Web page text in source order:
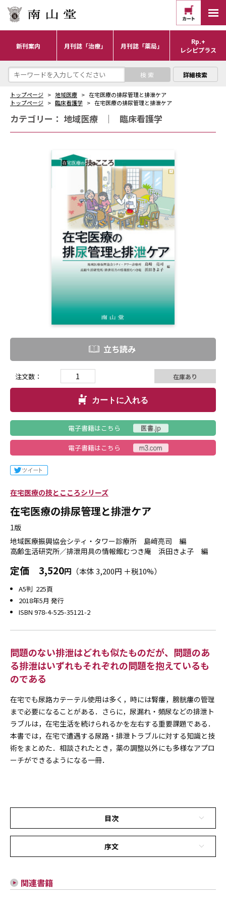
新刊案内 月刊誌「治療」 月刊誌「薬局」
Rp.+
レシピプラス
詳細検索
トップページ 地域医療
在宅医療の排尿管理と排泄ケア
トップページ
臨床看護学 在宅医療の排尿管理と排泄ケア
カテゴリー： 地域医療 ｜ 臨床看護学
立ち読み
注文数： 在庫あり
カートに入れる
電子書籍はこちら
電子書籍はこちら
在宅医療の技とこころシリーズ
在宅医療の排尿管理と排泄ケア
1版
地域医療振興協会シティ・タワー診療所 島﨑亮司 編
高齢生活研究所／排泄用具の情報館むつき庵 浜田きよ子 編
定価 3,520円 （本体 3,200円 ＋税10%）
A5判 225頁
2018年5月 発行
ISBN 978-4-525-35121-2
問題のない排泄はどれも似たものだが、問題のあ
る排泄はいずれもそれぞれの問題を抱えているも
のである
在宅でも尿路カテーテル使用は多く，時には腎瘻，膀胱瘻の管理
まで必要になることがある．さらに，尿漏れ・頻尿などの排泄ト
ラブルは，在宅生活を続けられるかを左右する重要課題である．
本書では，在宅で遭遇する尿路・排泄トラブルに対する知識と技
術をまとめた．相談されたとき，薬の調整以外にも多様なアプロ
ーチができるようになる一冊．
目次
序文
関連書籍